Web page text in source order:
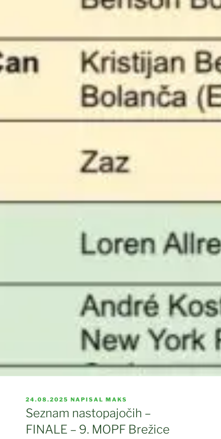
OBJAVLJENO
DNE
24.08.2025 NAPISALMAKS
Seznam nastopajočih –
FINALE – 9. MOPF Brežice